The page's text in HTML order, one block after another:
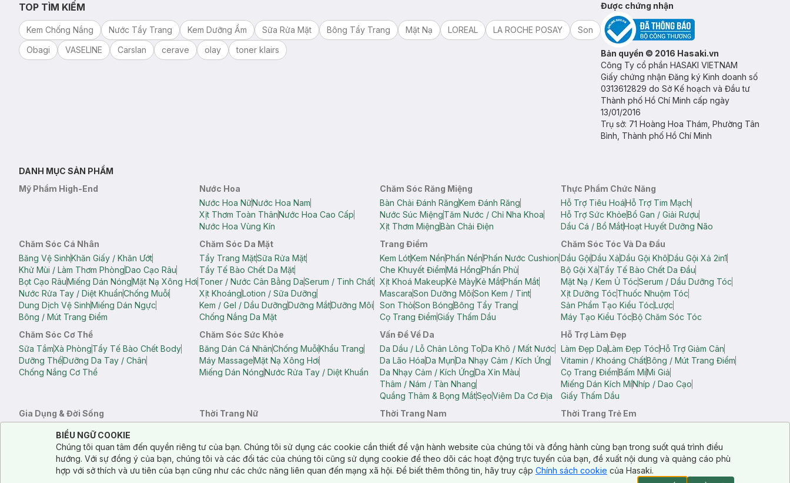
TOP TÌM KIẾM
Kem Chống Nắng Nước Tẩy Trang Kem Dưỡng Ẩm Sữa Rửa Mặt Bông Tẩy Trang Mặt Nạ LOREAL LA ROCHE POSAY
Son
Obagi
VASELINE Carslan cerave olay toner klairs
Được chứng nhận
Bản quyền © 2016 Hasaki.vn
Công Ty cổ phần HASAKI VIETNAM
Giấy chứng nhận Đăng ký Kinh doanh số
0313612829 do Sở Kế hoạch và Đầu tư
Thành phố Hồ Chí Minh cấp ngày
13/01/2016
Trụ sở: 71 Hoàng Hoa Thám, Phường Tân
Bình, Thành phố Hồ Chí Minh
DANH MỤC SẢN PHẨM
Mỹ Phẩm High-End
Nước Hoa
Nước Hoa NữNước Hoa Nam
Xịt Thơm Toàn ThânNước Hoa Cao Cấp
Nước Hoa Vùng Kín
Chăm Sóc Răng Miệng
Bàn Chải Đánh RăngKem Đánh Răng
Nước Súc MiệngTăm Nước / Chỉ Nha Khoa
Xịt Thơm MiệngBàn Chải Điện
Thực Phẩm Chức Năng
Hỗ Trợ Tiêu HoáHỗ Trợ Tim Mạch
Hỗ Trợ Sức KhỏeBổ Gan / Giải Rượu
Dầu Cá / Bổ MắtHoạt Huyết Dưỡng Não
Chăm Sóc Cá Nhân
Băng Vệ SinhKhăn Giấy / Khăn Ướt
Khử Mùi / Làm Thơm PhòngDao Cạo Râu
Bọt Cạo RâuMiếng Dán NóngMặt Nạ Xông Hơi
Nước Rửa Tay / Diệt KhuẩnChống Muỗi
Dung Dịch Vệ SinhMiếng Dán Ngực
Bông / Mút Trang Điểm
Chăm Sóc Da Mặt
Tẩy Trang MặtSữa Rửa Mặt
Tẩy Tế Bào Chết Da Mặt
Toner / Nước Cân Bằng DaSerum / Tinh Chất
Xịt KhoángLotion / Sữa Dưỡng
Kem / Gel / Dầu DưỡngDưỡng MắtDưỡng Môi
Chống Nắng Da Mặt
Trang Điểm
Kem LótKem NềnPhấn NềnPhấn Nước Cushion
Che Khuyết ĐiểmMá HồngPhấn Phủ
Xịt Khoá MakeupKẻ MàyKẻ MắtPhấn Mắt
MascaraSon Dưỡng MôiSon Kem / Tint
Son ThỏiSon BóngBông Tẩy Trang
Cọ Trang ĐiểmGiấy Thấm Dầu
Chăm Sóc Tóc Và Da Đầu
Dầu GộiDầu XảDầu Gội KhôDầu Gội Xả 2in1
Bộ Gội XảTẩy Tế Bào Chết Da Đầu
Mặt Nạ / Kem Ủ TócSerum / Dầu Dưỡng Tóc
Xịt Dưỡng TócThuốc Nhuộm Tóc
Sản Phẩm Tạo Kiểu TócLược
Máy Tạo Kiểu TócBộ Chăm Sóc Tóc
Chăm Sóc Cơ Thể
Sữa TắmXà PhòngTẩy Tế Bào Chết Body
Dưỡng ThểDưỡng Da Tay / Chân
Chống Nắng Cơ Thể
Chăm Sóc Sức Khỏe
Băng Dán Cá NhânChống MuỗiKhẩu Trang
Máy MassageMặt Nạ Xông Hơi
Miếng Dán NóngNước Rửa Tay / Diệt Khuẩn
Vấn Đề Về Da
Da Dầu / Lỗ Chân Lông ToDa Khô / Mất Nước
Da Lão HóaDa MụnDa Nhạy Cảm / Kích Ứng
Da Nhạy Cảm / Kích ỨngDa Xỉn Màu
Thâm / Nám / Tàn Nhang
Quầng Thâm & Bọng MắtSẹoViêm Da Cơ Địa
Hỗ Trợ Làm Đẹp
Làm Đẹp DaLàm Đẹp TócHỗ Trợ Giảm Cân
Vitamin / Khoáng ChấtBông / Mút Trang Điểm
Cọ Trang ĐiểmBấm MiMi Giả
Miếng Dán Kích MíNhíp / Dao Cạo
Giấy Thấm Dầu
Gia Dụng & Đời Sống
Bông Tắm / Phụ Kiện Tắm
Phụ Kiện Điện Thoại Quạt Cầm Tay / Quạt Mini
Khử Mùi / Làm Thơm PhòngNước GiặtNước Xả
Thời Trang Nữ
Quần Lót NữQuần Short Nữ
Thời Trang Nam
Thời Trang Trẻ Em
Túi Xách
Cookie Consent
Notice about cookies usage
BIỂU NGỮ COOKIE
Chúng tôi quan tâm đến quyền riêng tư của bạn. Chúng tôi sử dụng các cookie cần thiết để vận hành website của chúng tôi và đồng hành cùng bạn trong suốt quá trình điều
hướng. Với sự đồng ý của bạn, chúng tôi và các đối tác của chúng tôi cũng sử dụng cookie để theo dõi các hoạt động trực tuyến của bạn, đề xuất nội dung và quảng cáo phù
hợp với sở thích và ưu tiên của bạn cũng như các chức năng liên quan đến mạng xã hội. Để biết thêm thông tin, hãy truy cập Chính sách cookie của Hasaki.